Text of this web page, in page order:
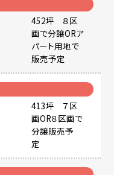
452坪 ８区
画で分譲ORア
パート用地で
販売予定
413坪 ７区
画OR８区画で
分譲販売予
定